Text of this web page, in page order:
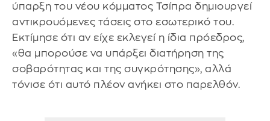
ύπαρξη του νέου κόμματος Τσίπρα δημιουργεί
αντικρουόμενες τάσεις στο εσωτερικό του.
Εκτίμησε ότι αν είχε εκλεγεί η ίδια πρόεδρος,
«θα μπορούσε να υπάρξει διατήρηση της
σοβαρότητας και της συγκρότησης», αλλά
τόνισε ότι αυτό πλέον ανήκει στο παρελθόν.